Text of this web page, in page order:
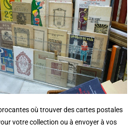
où trouver des cartes postales
votre collection ou à envoyer à vos